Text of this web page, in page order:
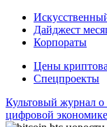
Дайджест
Корпораты
Цены
Спецпроекты
Культовый журнал о
цифровой